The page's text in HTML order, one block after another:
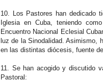
10. Los Pastores han dedicado
Iglesia en Cuba, teniendo
Encuentro Nacional Eclesial
luz de la Sinodalidad. Asimismo,
en las distintas diócesis, fuente
11. Se han acogido y discutido
Pastoral: